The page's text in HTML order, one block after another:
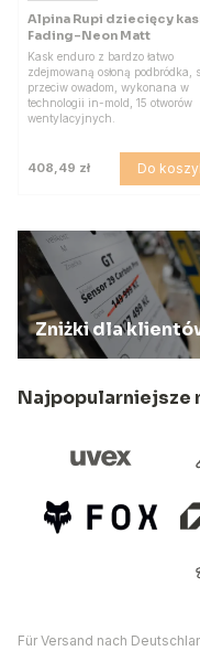
Alpina Rupi dziecięcy
Fading-Neon Matt
Kask enduro z bardzo łatwo
zdejmowaną osłoną podbródka,
przeciw owadom, wykonana w
technologii in-mold, 15 otworów
wentylacyjnych.
408,49 zł Do
Zniżki dla
Najpopularniejsze
Für Versand nach